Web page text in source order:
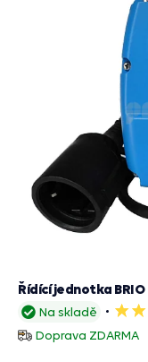
Na skladě
5
Doprava ZDARMA
Řídící jednotka